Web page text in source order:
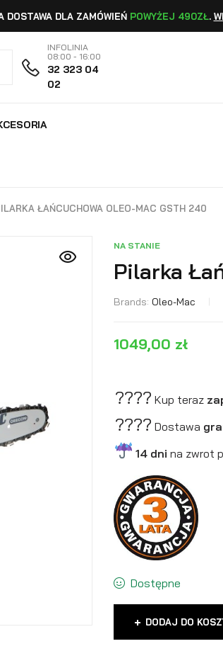
DOSTAWA DLA ZAMÓWIEŃ POWYŻEJ 490ZŁ.
INFOLINIA
08:00 - 16:00
32 323 04
02
ŁAŃCUCHOWA OLEO-MAC GSTH 240
NA STANIE
Pilarka
Brands: Oleo-Mac
1049,00 zł
???? Kup teraz
???? Dostawa
14 dni na zwrot
Dostępne
DODAJ DO